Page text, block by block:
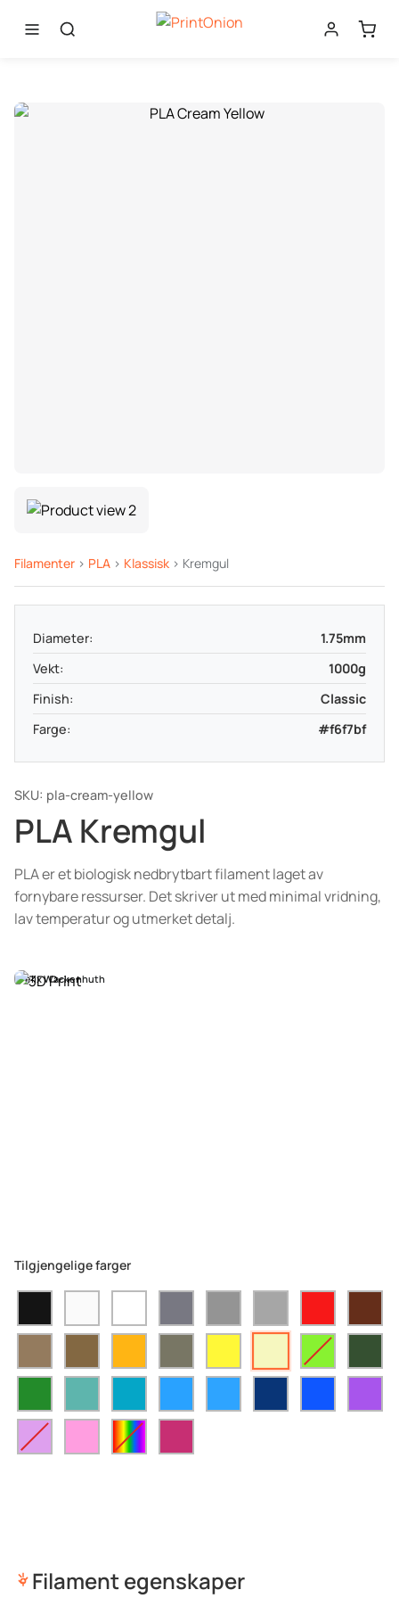
Filamenter > PLA > Klassisk > Kremgul
SKU: pla-cream-yellow
PLA Kremgul
PLA er et biologisk nedbrytbart filament laget av
fornybare ressurser. Det skriver ut med minimal vridning,
lav temperatur og utmerket detalj.
Diameter:
1.75mm
Vekt:
1000g
Finish:
Classic
Farge:
#f6f7bf
Felix Wackenhuth
Tilgjengelige farger
Filament egenskaper